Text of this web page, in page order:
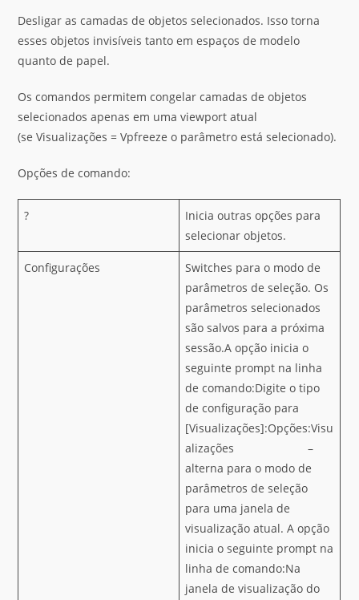
Desligar as camadas de objetos selecionados. Isso torna
esses objetos invisíveis tanto em espaços de modelo
quanto de papel.
Os comandos permitem congelar camadas de objetos
selecionados apenas em uma viewport atual
(se Visualizações = Vpfreeze o parâmetro está selecionado).
Opções de comando:
?
Inicia outras opções para
selecionar objetos.
Configurações
Switches para o modo de
parâmetros de seleção. Os
parâmetros selecionados
são salvos para a próxima
sessão.A opção inicia o
seguinte prompt na linha
de comando:Digite o tipo
de configuração para
[Visualizações]:Opções:Visu
alizações –
alterna para o modo de
parâmetros de seleção
para uma janela de
visualização atual. A opção
inicia o seguinte prompt na
linha de comando:Na
janela de visualização do